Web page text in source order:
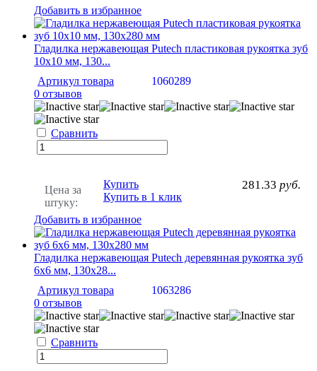
Добавить в избранное
Гладилка нержавеющая Putech пластиковая рукоятка зуб
10х10 мм, 130...
Артикул товара
1060289
0 отзывов
Сравнить
Цена за
штуку:
281.33 руб.
Купить
Купить в 1 клик
Добавить в избранное
Гладилка нержавеющая Putech деревянная рукоятка зуб
6х6 мм, 130х28...
Артикул товара
1063286
0 отзывов
Сравнить